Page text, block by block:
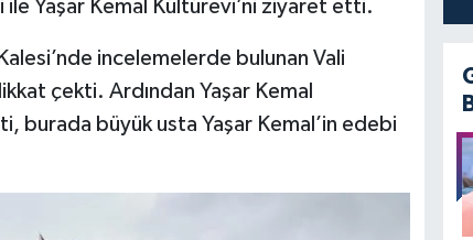
ile Yaşar Kemal Kültürevi’ni ziyaret etti.
incelemelerde bulunan Vali
çekti. Ardından Yaşar Kemal
burada büyük usta Yaşar Kemal’in edebi